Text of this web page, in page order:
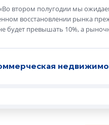
Во втором полугодии мы
восстановлении рынка
будет превышать 10%, а